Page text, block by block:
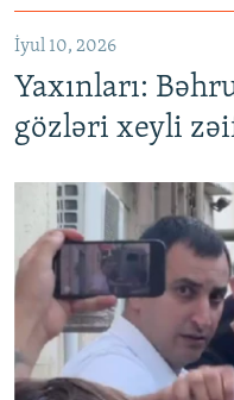
İyul 10, 2026
Yaxınları:
gözləri xeyli